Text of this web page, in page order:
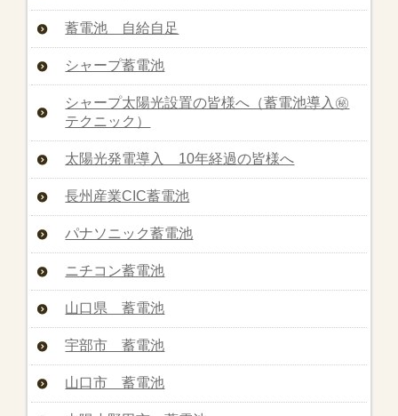
蓄電池 自給自足
シャープ蓄電池
シャープ太陽光設置の皆様へ（蓄電池導入㊙︎
テクニック）
太陽光発電導入 10年経過の皆様へ
長州産業CIC蓄電池
パナソニック蓄電池
ニチコン蓄電池
山口県 蓄電池
宇部市 蓄電池
山口市 蓄電池